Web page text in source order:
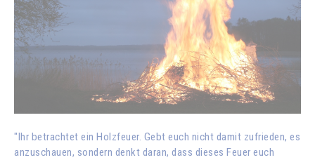
"Ihr betrachtet ein Holzfeuer. Gebt euch nicht damit zufrieden, es
anzuschauen, sondern denkt daran, dass dieses Feuer euch